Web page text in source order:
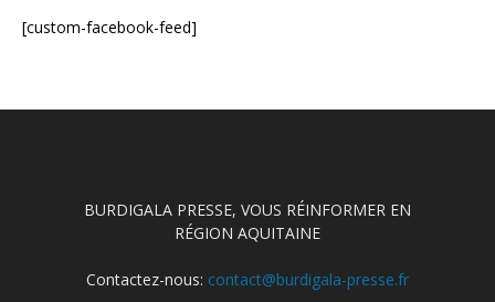
[custom-facebook-feed]
BURDIGALA PRESSE, VOUS RÉINFORMER EN
RÉGION AQUITAINE
Contactez-nous: contact@burdigala-presse.fr